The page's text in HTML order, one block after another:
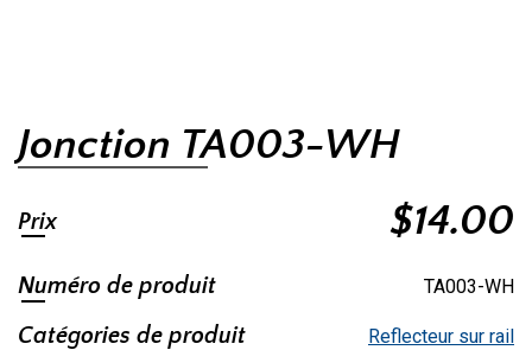
Jonction TA003-WH
Prix $14.00
Numéro de produit TA003-WH
Catégories de produit Reflecteur sur rail